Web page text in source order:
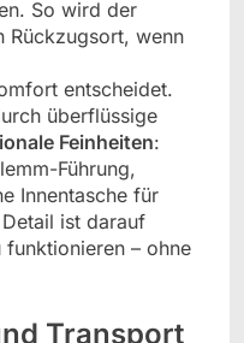
So wird der
Rückzugsort, wenn
entscheidet.
überflüssige
Feinheiten:
Führung,
Innentasche für
ist darauf
– ohne
Transport